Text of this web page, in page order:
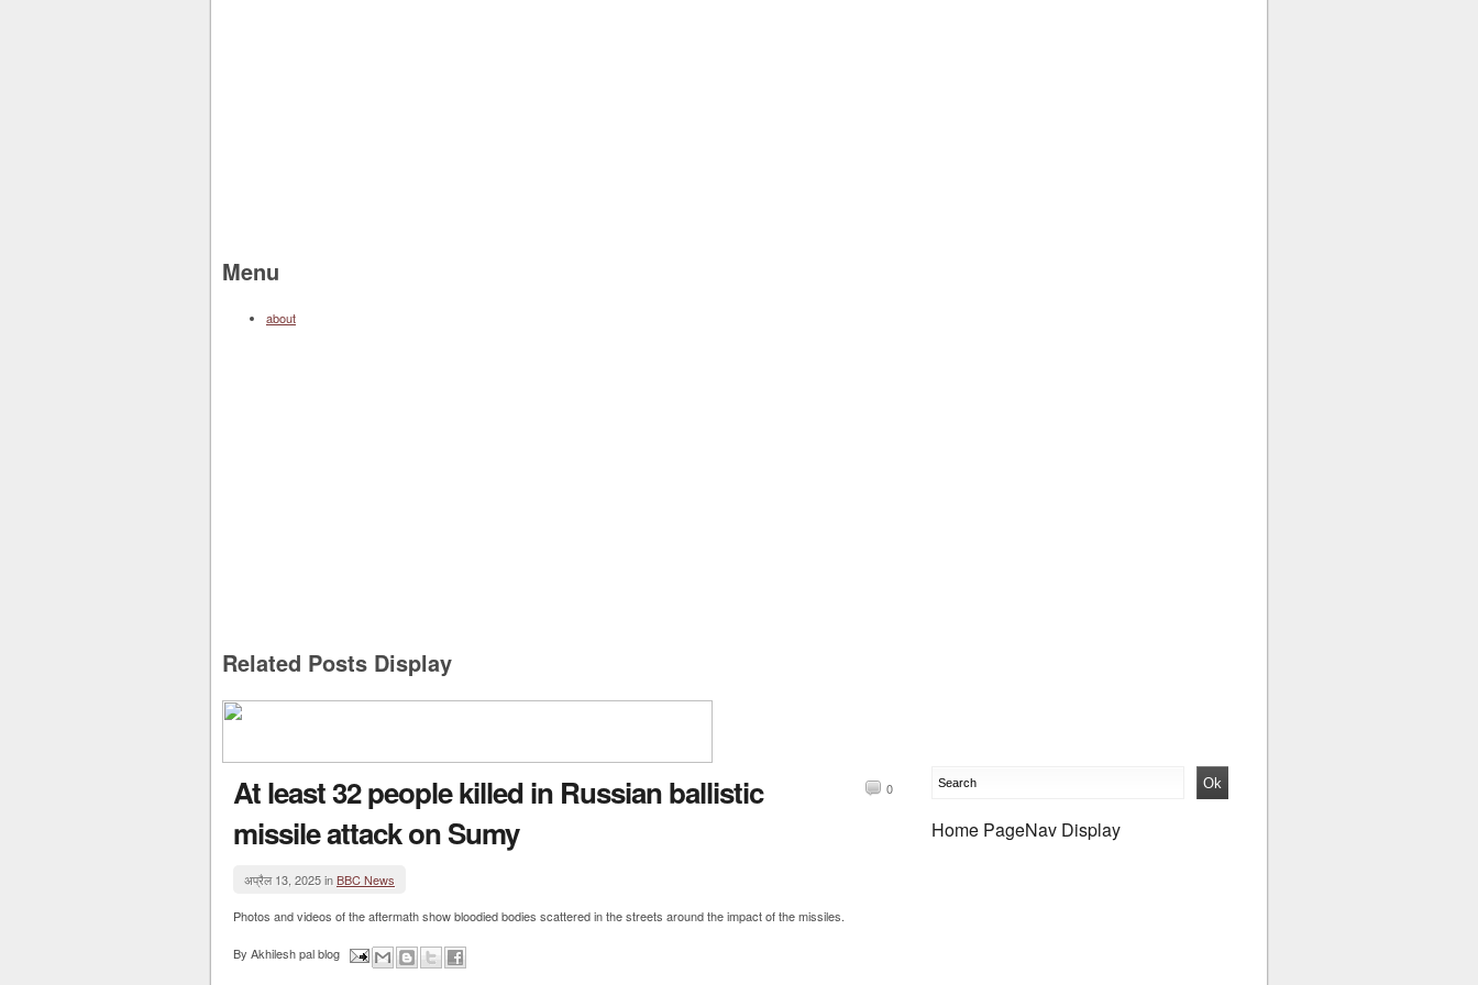
Menu
about
Related Posts Display
At least 32 people killed in Russian ballistic
missile attack on Sumy
0
अप्रैल 13, 2025 inBBC News
Photos and videos of the aftermath show bloodied bodies scattered in the streets around the impact of the missiles.
By Akhilesh pal blog
Home PageNav Display